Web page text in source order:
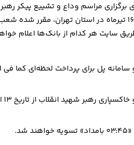
مراسم وداع و تشییع پیکر
تعطیلی روزهای شنبه و یکشنبه و سه شنبه ۱۳ و ۱۴ و ۱۶ تیرماه در
سایت هر کدام از بانک‌ها اعلام
پل برای پرداخت لحظه‌ای کما